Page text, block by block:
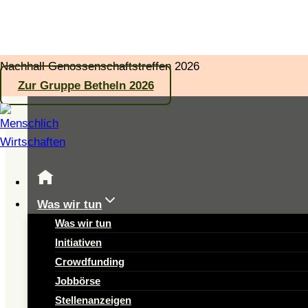
Zum
Inhalt
springen
Nachhall Genossenschaftstreffen 2026
Zur Gruppe Betheln 2026
Was wir tun
Was wir tun
Initiativen
Crowdfunding
Jobbörse
Stellenanzeigen